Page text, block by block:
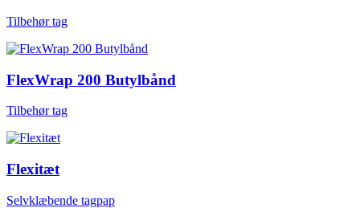
Tilbehør tag
FlexWrap 200 Butylbånd
Tilbehør tag
Flexitæt
Selvklæbende tagpap